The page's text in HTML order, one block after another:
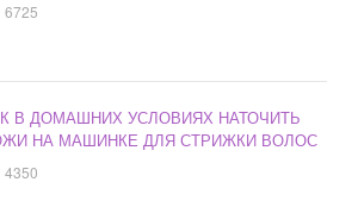
6725
В ДОМАШНИХ УСЛОВИЯХ НАТОЧИТЬ
НА МАШИНКЕ ДЛЯ СТРИЖКИ ВОЛОС
4350